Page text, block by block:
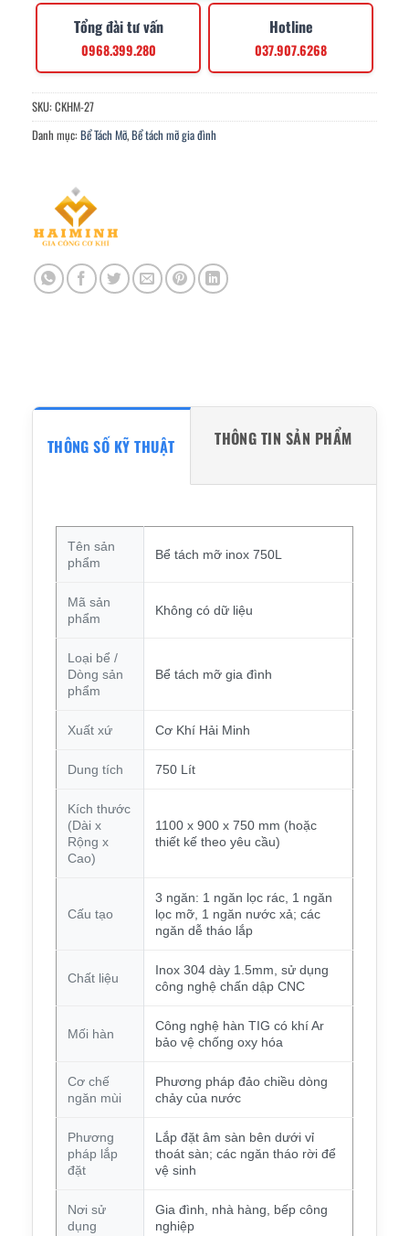
Tổng đài tư vấn
0968.399.280
Hotline
037.907.6268
SKU: CKHM-27
Danh mục: Bể Tách Mỡ,Bể tách mỡ gia đình
THÔNG SỐ KỸ THUẬT THÔNG TIN SẢN PHẨM
Tên sản
phẩm
Bể tách mỡ inox 750L
Mã sản
phẩm
Không có dữ liệu
Loại bể /
Dòng sản
phẩm
Bể tách mỡ gia đình
Xuất xứ Cơ Khí Hải Minh
Dung tích 750 Lít
Kích thước
(Dài x
Rộng x
Cao)
1100 x 900 x 750 mm (hoặc
thiết kế theo yêu cầu)
Cấu tạo
3 ngăn: 1 ngăn lọc rác, 1 ngăn
lọc mỡ, 1 ngăn nước xả; các
ngăn dễ tháo lắp
Chất liệu
Inox 304 dày 1.5mm, sử dụng
công nghệ chấn dập CNC
Mối hàn
Công nghệ hàn TIG có khí Ar
bảo vệ chống oxy hóa
Cơ chế
ngăn mùi
Phương pháp đảo chiều dòng
chảy của nước
Phương
pháp lắp
đặt
Lắp đặt âm sàn bên dưới vỉ
thoát sàn; các ngăn tháo rời để
vệ sinh
Nơi sử
dụng
Gia đình, nhà hàng, bếp công
nghiệp